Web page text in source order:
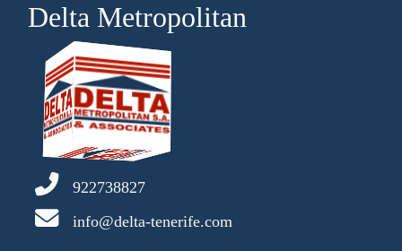
Delta Metropolitan
922738827
info@delta-tenerife.com